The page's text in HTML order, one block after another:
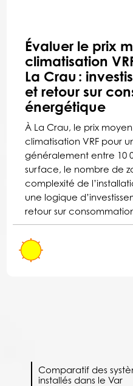
Évaluer le prix
climatisation
La Crau :
et retour sur
énergétique
À La Crau, le prix
climatisation VRF pour
généralement entre 10
surface, le nombre de
complexité de
une logique
retour sur
Comparatif des
installés dans le Var